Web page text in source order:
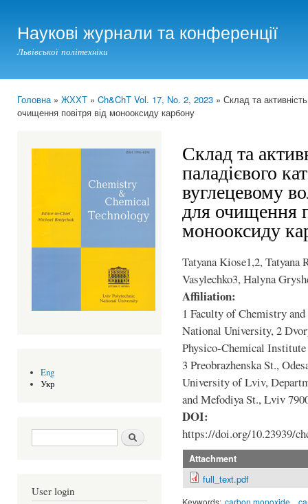
Наукові журнали та конференції
Львівської політехніки
You are here
Головна» ЖХХТ » Ch&ChT Vol. 17, No. 2, 2023 » Склад та
очищення повітря від монооксиду карбону
Eng
Укр
Search form Шукати
User login
Склад та
паладієвого
вуглецевому
для очищення
монооксиду
Tatyana Kiose1,2,
Vasylechko3, Halyna
Affiliation:
1 Faculty of Chemistry
National University, 2
Physico-Chemical
3 Preobrazhenska St.,
University of Lviv,
and Mefodiya St., Lviv
DOI:
https://doi.org/10.23939/
Attachment
full_text.pdf
Keywords: carbon monoxide